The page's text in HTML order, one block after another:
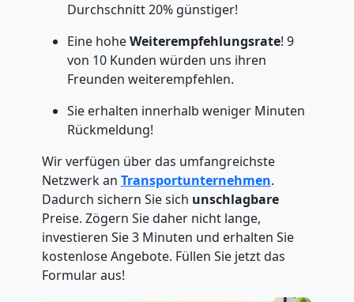
Durchschnitt 20% günstiger!
Eine hoheWeiterempfehlungsrate! 9
von 10 Kunden würden uns ihren
Freunden weiterempfehlen.
Sie erhalten innerhalb weniger Minuten
Rückmeldung!
Wir verfügen über das umfangreichste
Netzwerk an Transportunternehmen.
Dadurch sichern Sie sich unschlagbare
Preise. Zögern Sie daher nicht lange,
investieren Sie 3 Minuten und erhalten Sie
kostenlose Angebote. Füllen Sie jetzt das
Formular aus!